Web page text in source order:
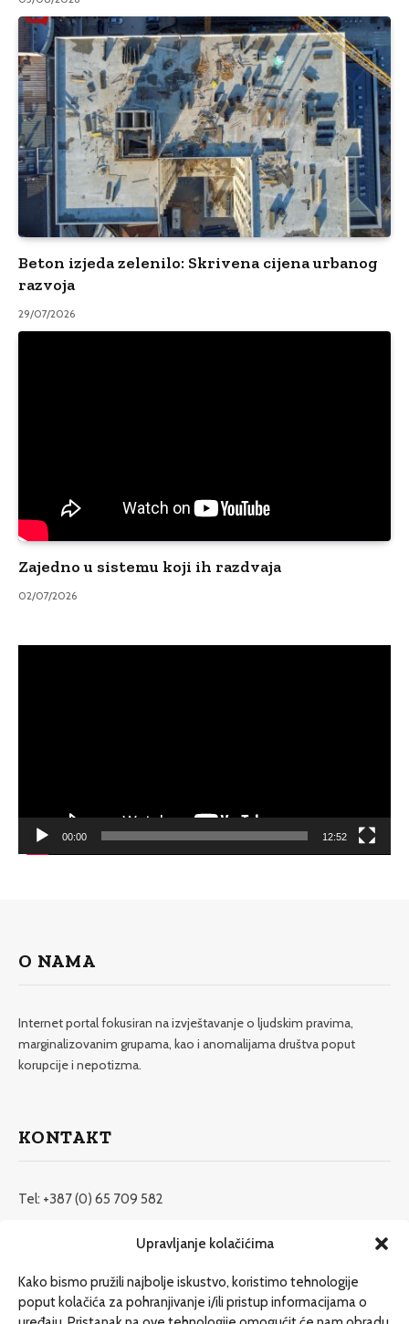
Upravljanje kolačićima
Kako bismo pružili najbolje iskustvo, koristimo tehnologije
poput kolačića za pohranjivanje i/ili pristup informacijama o
Beton izjeda zelenilo: Skrivena cijena urbanog
razvoja
29/07/2026
Zajedno u sistemu koji ih razdvaja
02/07/2026
00:00 12:52
O NAMA
Internet portal fokusiran na izvještavanje o ljudskim pravima,
marginalizovanim grupama, kao i anomalijama društva poput
korupcije i nepotizma.
KONTAKT
Tel: +387 (0) 65 709 582
redakcija@etrafika.net